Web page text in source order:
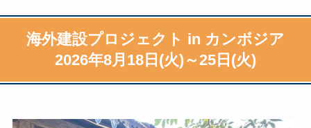
海外建設プロジェクト in カンボジア
2026年8月18日(火)～25日(火)